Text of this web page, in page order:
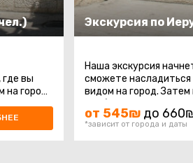
вы
город.
Экскурсия по
Наша экскурсия
сможете
видом на город.
от 545₪ до
*зависит от города и даты